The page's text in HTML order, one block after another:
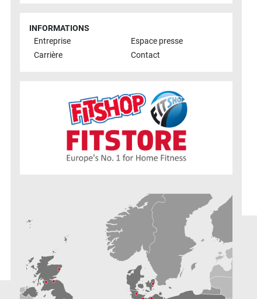
INFORMATIONS
Entreprise
Espace presse
Carrière
Contact